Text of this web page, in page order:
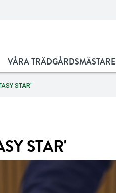
VÅRA TRÄDGÅRDSMÄSTARE
STAR'
STAR'